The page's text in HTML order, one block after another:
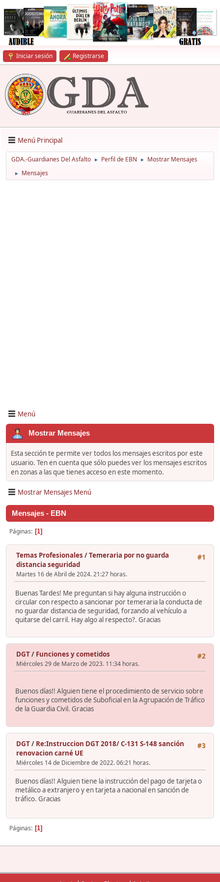
Iniciar sesión Registrarse
Menú Principal
GDA.-Guardianes Del Asfalto ► Perfil de EBN ► Mostrar Mensajes
► Mensajes
Menú
Mostrar Mensajes
Esta sección te permite ver todos los mensajes escritos por este
usuario. Ten en cuenta que sólo puedes ver los mensajes escritos
en zonas a las que tienes acceso en este momento.
Mostrar Mensajes Menú
Mensajes - EBN
Páginas 1
#1
Temas Profesionales /Temeraria por no guarda
distancia seguridad
Martes 16 de Abril de 2024. 21:27 horas.
Buenas Tardes! Me preguntan si hay alguna instrucción o
circular con respecto a sancionar por temeraria la conducta de
no guardar distancia de seguridad, forzando al vehículo a
quitarse del carril. Hay algo al respecto?. Gracias
#2
DGT/ Funciones y cometidos
Miércoles 29 de Marzo de 2023. 11:34 horas.
Buenos días!! Alguien tiene el procedimiento de servicio sobre
funciones y cometidos de Suboficial en la Agrupación de Tráfico
de la Guardia Civil. Gracias
#3
DGT/ Re:Instruccion DGT 2018/ C-131 S-148 sanción
renovacion carné UE
Miércoles 14 de Diciembre de 2022. 06:21 horas.
Buenos días!! Alguien tiene la instrucción del pago de tarjeta o
metálico a extranjero y en tarjeta a nacional en sanción de
tráfico. Gracias
Páginas 1